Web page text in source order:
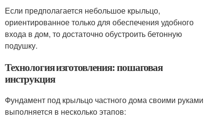
Если предполагается небольшое крыльцо,
ориентированное только для обеспечения удобного
входа в дом, то достаточно обустроить бетонную
подушку.
Технология изготовления: пошаговая
инструкция
Фундамент под крыльцо частного дома своими руками
выполняется в несколько этапов: